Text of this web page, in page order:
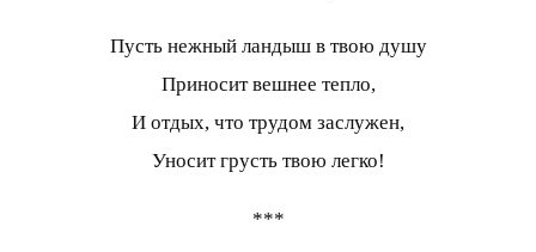
Пусть нежный ландыш в твою душу
Приносит вешнее тепло,
И отдых, что трудом заслужен,
Уносит грусть твою легко!
***